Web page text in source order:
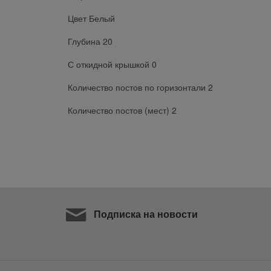
Цвет Белый
Глубина 20
С откидной крышкой 0
Количество постов по горизонтали 2
Количество постов (мест) 2
Подписка на новости